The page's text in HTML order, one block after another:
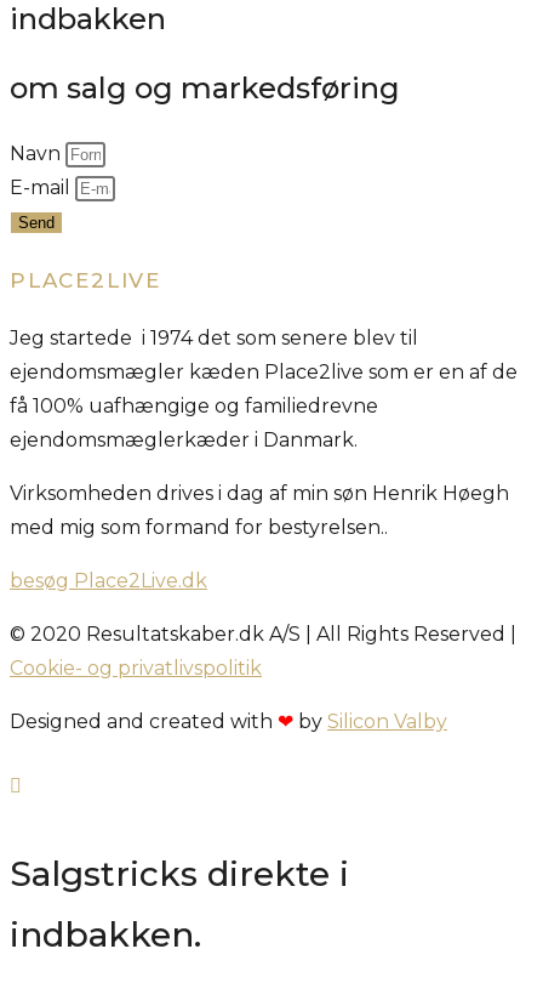
indbakken
om salg og markedsføring
Navn
E-mail
Send
PLACE2LIVE
Jeg startede i 1974 det som senere blev til
ejendomsmægler kæden Place2live som er en af de
få 100% uafhængige og familiedrevne
ejendomsmæglerkæder i Danmark.
Virksomheden drives i dag af min søn Henrik Høegh
med mig som formand for bestyrelsen..
besøg Place2Live.dk
© 2020 Resultatskaber.dk A/S | All Rights Reserved |
Cookie- og privatlivspolitik
Designed and created with ❤ by Silicon Valby
Salgstricks direkte i
indbakken.